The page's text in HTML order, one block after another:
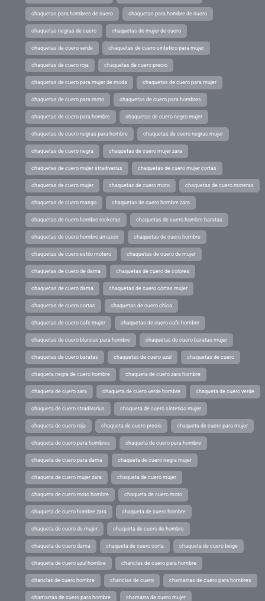
chaquetas para hombres de cuero chaquetas para hombre de cuero
chaquetas negras de cuero chaquetas de mujer de cuero
chaquetas de cuero verde chaquetas de cuero sintetico para mujer
chaquetas de cuero roja chaquetas de cuero precio
chaquetas de cuero para mujer de moda chaquetas de cuero para mujer
chaquetas de cuero para moto chaquetas de cuero para hombres
chaquetas de cuero para hombre chaquetas de cuero negro mujer
chaquetas de cuero negras para hombre chaquetas de cuero negras mujer
chaquetas de cuero negra chaquetas de cuero mujer zara
chaquetas de cuero mujer stradivarius chaquetas de cuero mujer cortas
chaquetas de cuero mujer chaquetas de cuero moto chaquetas de cuero moteras
chaquetas de cuero mango chaquetas de cuero hombre zara
chaquetas de cuero hombre rockeras chaquetas de cuero hombre baratas
chaquetas de cuero hombre amazon chaquetas de cuero hombre
chaquetas de cuero estilo motero chaquetas de cuero de mujer
chaquetas de cuero de dama chaquetas de cuero de colores
chaquetas de cuero dama chaquetas de cuero cortas mujer
chaquetas de cuero cortas chaquetas de cuero chica
chaquetas de cuero cafe mujer chaquetas de cuero cafe hombre
chaquetas de cuero blancas para hombre chaquetas de cuero baratas mujer
chaquetas de cuero baratas chaquetas de cuero azul chaquetas de cuero
chaqueta negra de cuero hombre chaqueta de cuero zara hombre
chaqueta de cuero zara chaqueta de cuero verde hombre chaqueta de cuero verde
chaqueta de cuero stradivarius chaqueta de cuero sintetico mujer
chaqueta de cuero roja chaqueta de cuero precio chaqueta de cuero para mujer
chaqueta de cuero para hombres chaqueta de cuero para hombre
chaqueta de cuero para dama chaqueta de cuero negra mujer
chaqueta de cuero mujer zara chaqueta de cuero mujer
chaqueta de cuero moto hombre chaqueta de cuero moto
chaqueta de cuero hombre zara chaqueta de cuero hombre
chaqueta de cuero de mujer chaqueta de cuero de hombre
chaqueta de cuero dama chaqueta de cuero corta chaqueta de cuero beige
chaqueta de cuero azul hombre chanclas de cuero para hombre
chanclas de cuero hombre chanclas de cuero chamarras de cuero para hombres
chamarras de cuero para hombre chamarra de cuero mujer